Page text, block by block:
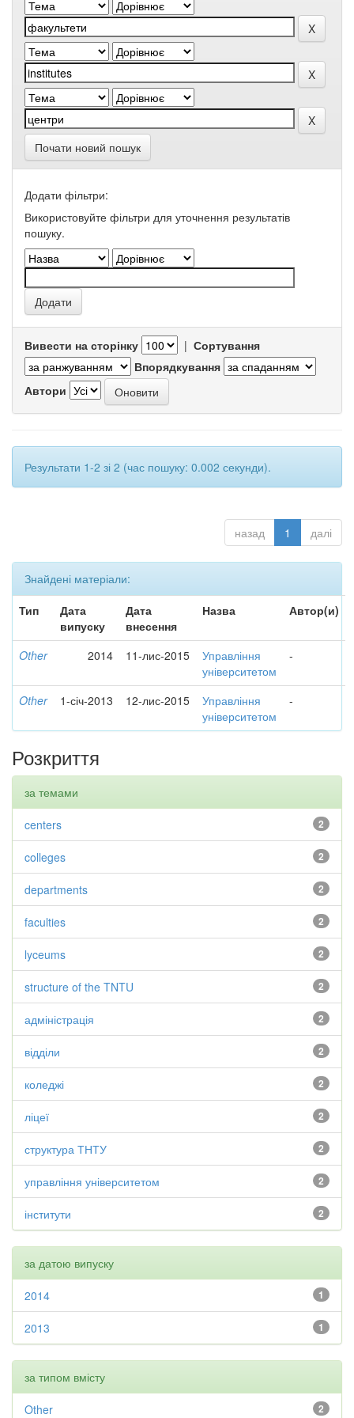
Почати новий пошук
Додати фільтри:
Використовуйте фільтри для уточнення результатів
пошуку.
Вивести на сторінку | Сортування
Впорядкування
Автори
Результати 1-2 зі 2 (час пошуку: 0.002 секунди).
назад 1 далі
Знайдені матеріали:
Тип
Дата
випуску
Дата
внесення
Назва Автор(и)
Other 2014 11-лис-2015
Управління
університетом
-
Other 1-січ-2013 12-лис-2015
Управління
університетом
-
Розкриття
за темами
2
centers
2
colleges
2
departments
2
faculties
2
lyceums
2
structure of the TNTU
2
адміністрація
2
відділи
2
коледжі
2
ліцеї
2
структура ТНТУ
2
управління університетом
2
інститути
за датою випуску
1
2014
1
2013
за типом вмісту
2
Other